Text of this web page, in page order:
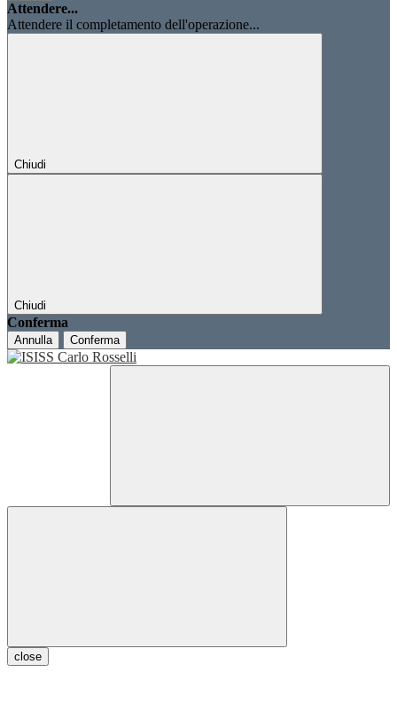
Attendere...
Attendere il completamento dell'operazione...
Chiudi
Chiudi
Conferma
Annulla Conferma
close